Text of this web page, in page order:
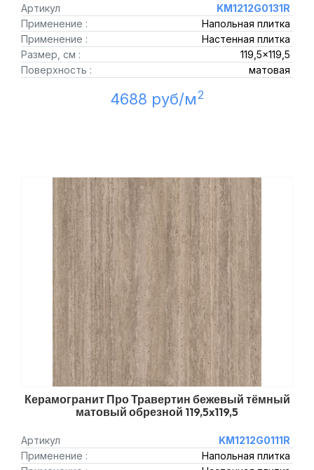
Артикул
KM1212G0131R
Применение :
Напольная плитка
Применение :
Настенная плитка
Размер, см :
119,5x119,5
Поверхность :
матовая
4688 руб/м2
Керамогранит Про Травертин бежевый тёмный
матовый обрезной 119,5x119,5
Артикул
KM1212G0111R
Применение :
Напольная плитка